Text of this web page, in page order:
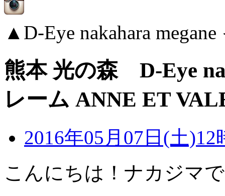
▲D-Eye nakahara
熊本 光の森 D-Eye
レーム ANNE ET
2016年05月07日(土)12
こんにちは！ナカジマ